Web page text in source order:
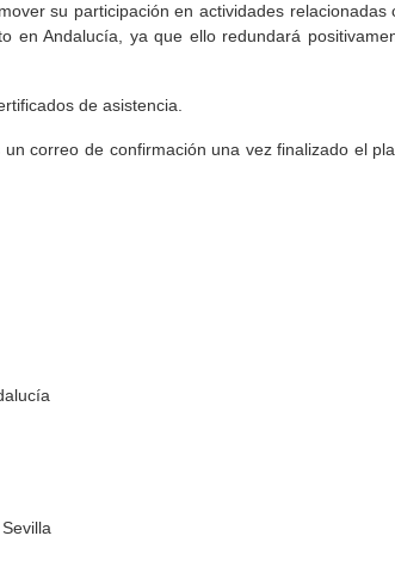
su participación en actividades relacionadas
en Andalucía, ya que ello redundará
de asistencia.
correo de confirmación una vez finalizado el